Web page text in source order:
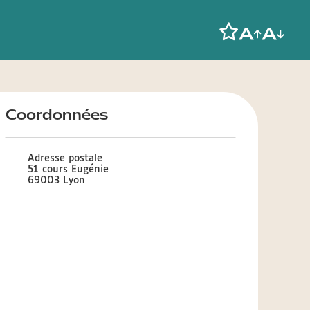
Coordonnées
Adresse postale
51 cours Eugénie
69003 Lyon